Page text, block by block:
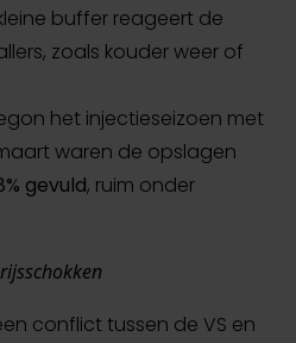
buffer reageert de
zoals kouder weer of
het injectieseizoen met
waren de opslagen
gevuld, ruim onder
conflict tussen de VS en